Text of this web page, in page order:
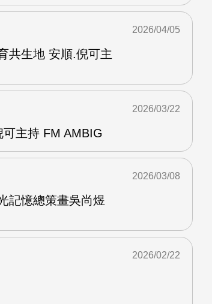
共生地 安順.倪可主
2026/04/05
主持 FM AMBIG
2026/03/22
記憶總策畫吳尚煜
2026/03/08
2026/02/22